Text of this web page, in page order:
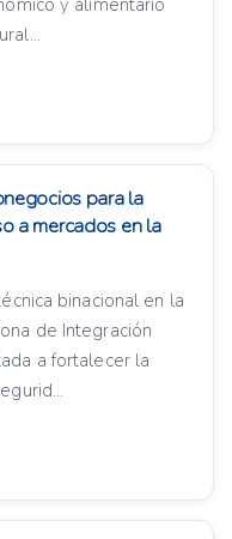
y alimentario
para la
a mercados en la
binacional en la
de Integración
a fortalecer la